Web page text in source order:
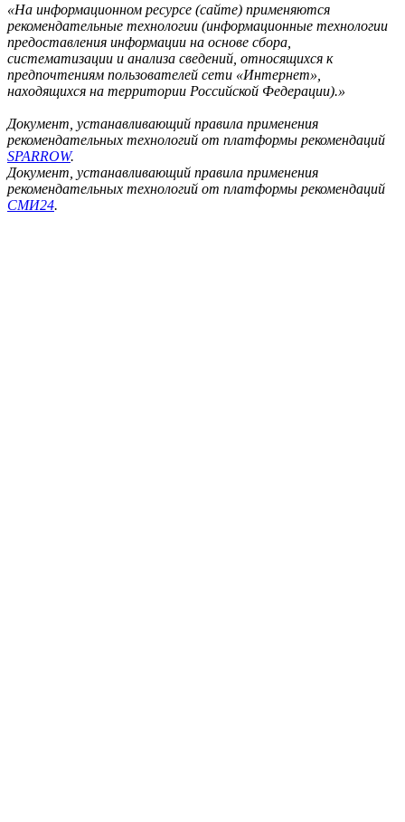
«На информационном ресурсе (сайте) применяются
рекомендательные технологии (информационные технологии
предоставления информации на основе сбора,
систематизации и анализа сведений, относящихся к
предпочтениям пользователей сети «Интернет»,
находящихся на территории Российской Федерации).»
Документ, устанавливающий правила применения
рекомендательных технологий от платформы рекомендаций
SPARROW.
Документ, устанавливающий правила применения
рекомендательных технологий от платформы рекомендаций
СМИ24.